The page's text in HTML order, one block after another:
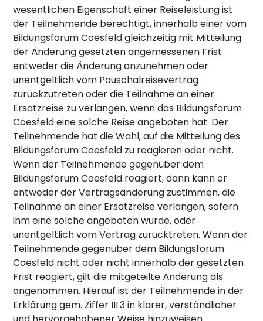
wesentlichen Eigenschaft einer Reiseleistung ist
der Teilnehmende berechtigt, innerhalb einer vom
Bildungsforum Coesfeld gleichzeitig mit Mitteilung
der Änderung gesetzten angemessenen Frist
entweder die Änderung anzunehmen oder
unentgeltlich vom Pauschalreisevertrag
zurückzutreten oder die Teilnahme an einer
Ersatzreise zu verlangen, wenn das Bildungsforum
Coesfeld eine solche Reise angeboten hat. Der
Teilnehmende hat die Wahl, auf die Mitteilung des
Bildungsforum Coesfeld zu reagieren oder nicht.
Wenn der Teilnehmende gegenüber dem
Bildungsforum Coesfeld reagiert, dann kann er
entweder der Vertragsänderung zustimmen, die
Teilnahme an einer Ersatzreise verlangen, sofern
ihm eine solche angeboten wurde, oder
unentgeltlich vom Vertrag zurücktreten. Wenn der
Teilnehmende gegenüber dem Bildungsforum
Coesfeld nicht oder nicht innerhalb der gesetzten
Frist reagiert, gilt die mitgeteilte Änderung als
angenommen. Hierauf ist der Teilnehmende in der
Erklärung gem. Ziffer III.3 in klarer, verständlicher